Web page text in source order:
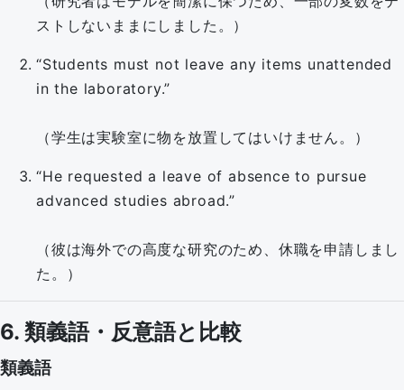
ストしないままにしました。）
“Students must not leave any items unattended
in the laboratory.”
（学生は実験室に物を放置してはいけません。）
“He requested a leave of absence to pursue
advanced studies abroad.”
（彼は海外での高度な研究のため、休職を申請しまし
た。）
6. 類義語・反意語と比較
類義語